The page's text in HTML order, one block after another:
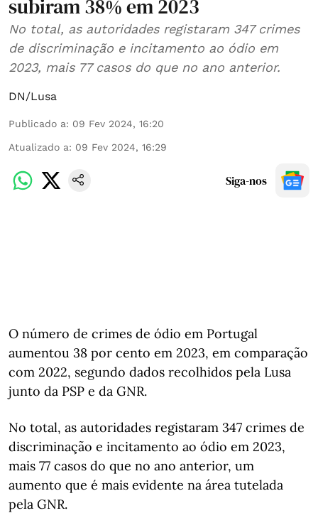
subiram 38% em 2023
No total, as autoridades registaram 347 crimes
de discriminação e incitamento ao ódio em
2023, mais 77 casos do que no ano anterior.
DN/Lusa
Publicado a: 09 Fev 2024, 16:20
Atualizado a: 09 Fev 2024, 16:29
Siga-nos
O número de crimes de ódio em Portugal
aumentou 38 por cento em 2023, em comparação
com 2022, segundo dados recolhidos pela Lusa
junto da PSP e da GNR.
No total, as autoridades registaram 347 crimes de
discriminação e incitamento ao ódio em 2023,
mais 77 casos do que no ano anterior, um
aumento que é mais evidente na área tutelada
pela GNR.